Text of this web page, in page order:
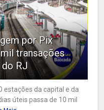
por Pix
transações
do RJ
estações da capital e da
úteis passa de 10 mil